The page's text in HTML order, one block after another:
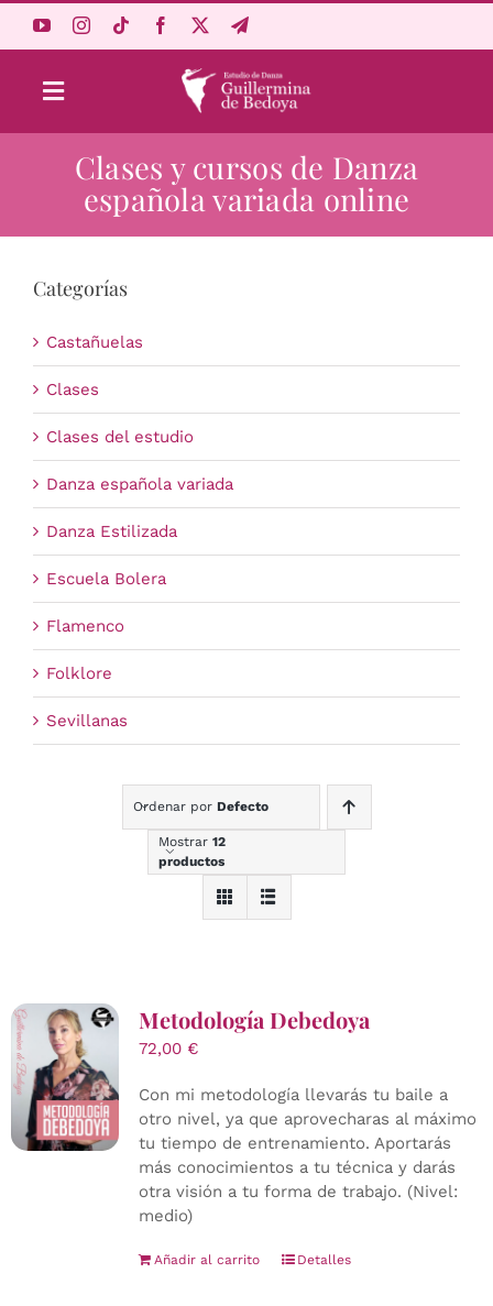
Toggle
Navigation
Aprende Online
Estudio
Carrito
Clases y cursos de Danza
española variada online
Categorías
Castañuelas
Clases
Clases del estudio
Danza española variada
Danza Estilizada
Escuela Bolera
Flamenco
Folklore
Sevillanas
Ordenar por Defecto
Mostrar 12
productos
Metodología Debedoya
72,00 €
Con mi metodología llevarás tu baile a
otro nivel, ya que aprovecharas al máximo
tu tiempo de entrenamiento. Aportarás
más conocimientos a tu técnica y darás
otra visión a tu forma de trabajo. (Nivel:
medio)
Añadir al carrito Detalles